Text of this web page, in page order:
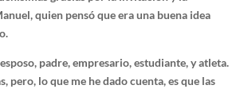
quien pensó que era una buena idea
padre, empresario, estudiante, y atleta.
lo que me he dado cuenta, es que las